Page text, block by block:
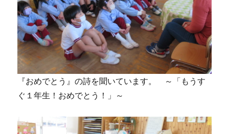
『おめでとう』の詩を聞いています。 ～「もうす
ぐ１年生！おめでとう！」～